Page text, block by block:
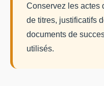
Conservez les actes
de titres, justificatifs
documents de
utilisés.